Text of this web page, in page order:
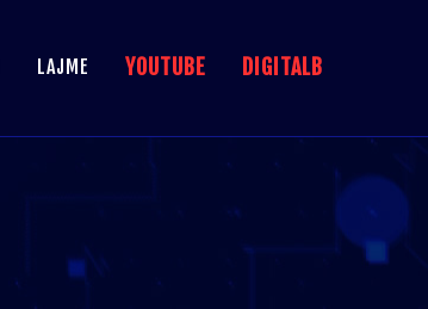
LAJME YOUTUBE DIGITALB